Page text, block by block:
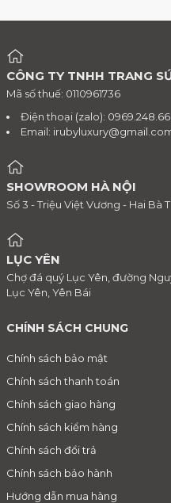
CÔNG TY TNHH TRANG
Mã số thuế: 0110961736
Điện thoại (zalo):
Email:
SHOWROOM HÀ NỘI
Số 3 - Triệu Việt Vương - Hai Bà
LỤC YÊN
Chợ đá quý Lục Yên, đường
Lục Yên, Yên Bái
CHÍNH SÁCH CHUNG
Chính sách bảo mật
Chính sách thanh toán
Chính sách giao hàng
Chính sách kiểm hàng
Chính sách đổi trả
Chính sách bảo hành
Hướng dẫn mua hàng